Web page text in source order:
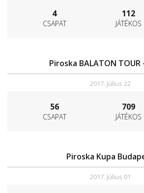
4
CSAPAT
112
JÁTÉKOS
Piroska BALATON
2017. Július 22
56
CSAPAT
709
JÁTÉKOS
Piroska Kupa
2017. Július 01